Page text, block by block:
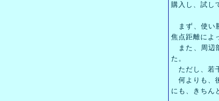
購入し、試し
まず、使い
焦点距離によ
また、周辺
た。
ただし、若
何よりも、
にも、きちん